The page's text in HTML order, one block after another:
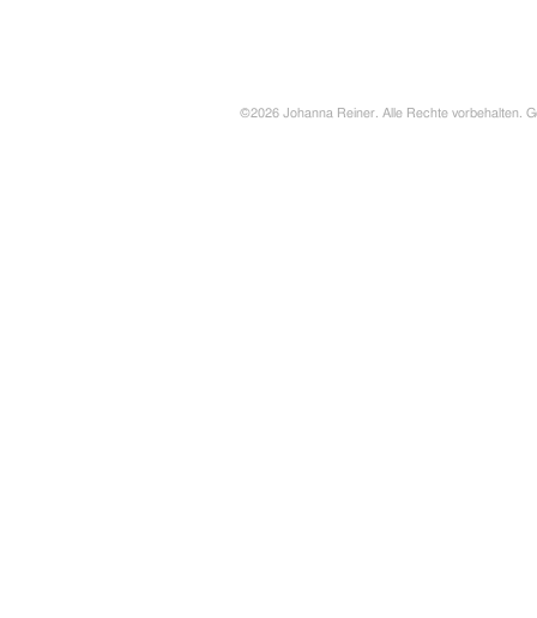
©2026 Johanna Reiner. Alle Rechte vorbehalten.